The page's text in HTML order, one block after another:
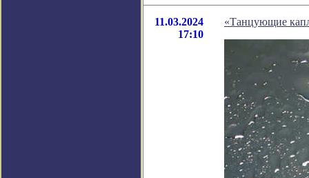
11.03.2024
17:10
«Танцующие